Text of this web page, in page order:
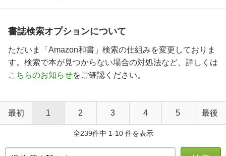
書誌検索オプションについて
ただいま「Amazon和書」検索の仕組みを変更しておりま
す。検索で本が見つからない場合の対処法など、詳しくは
こちらのお知らせをご確認ください。
最初 1 2 3 4 5 最後
全239件中 1-10 件を表示